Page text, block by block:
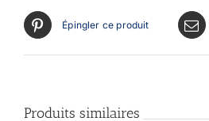
Épingler ce produit
Produits similaires